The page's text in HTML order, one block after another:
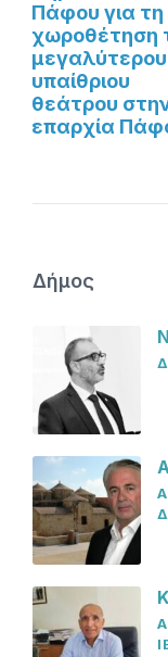
Πάφου για τη
χωροθέτηση
μεγαλύτερου
υπαίθριου
θεάτρου
επαρχία
Δήμος